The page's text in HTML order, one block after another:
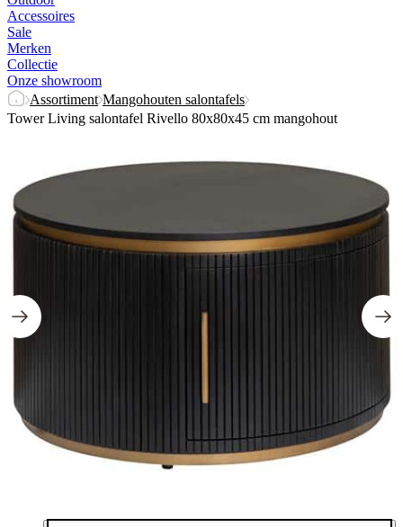
Accessoires
Sale
Merken
Collectie
Onze showroom
Assortiment Mangohouten salontafels
Tower Living salontafel Rivello 80x80x45 cm mangohout